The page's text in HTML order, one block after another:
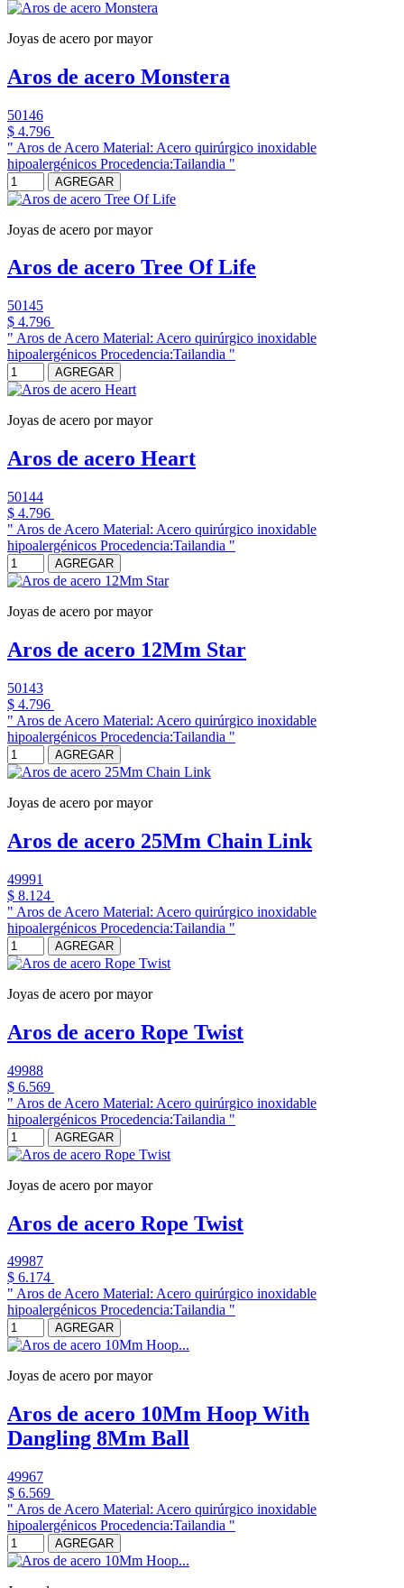
Joyas de acero por mayor
Aros de acero Monstera
50146
$ 4.796
" Aros de Acero Material: Acero quirúrgico inoxidable
hipoalergénicos Procedencia:Tailandia "
AGREGAR
Joyas de acero por mayor
Aros de acero Tree Of Life
50145
$ 4.796
" Aros de Acero Material: Acero quirúrgico inoxidable
hipoalergénicos Procedencia:Tailandia "
AGREGAR
Joyas de acero por mayor
Aros de acero Heart
50144
$ 4.796
" Aros de Acero Material: Acero quirúrgico inoxidable
hipoalergénicos Procedencia:Tailandia "
AGREGAR
Joyas de acero por mayor
Aros de acero 12Mm Star
50143
$ 4.796
" Aros de Acero Material: Acero quirúrgico inoxidable
hipoalergénicos Procedencia:Tailandia "
AGREGAR
Joyas de acero por mayor
Aros de acero 25Mm Chain Link
49991
$ 8.124
" Aros de Acero Material: Acero quirúrgico inoxidable
hipoalergénicos Procedencia:Tailandia "
AGREGAR
Joyas de acero por mayor
Aros de acero Rope Twist
49988
$ 6.569
" Aros de Acero Material: Acero quirúrgico inoxidable
hipoalergénicos Procedencia:Tailandia "
AGREGAR
Joyas de acero por mayor
Aros de acero Rope Twist
49987
$ 6.174
" Aros de Acero Material: Acero quirúrgico inoxidable
hipoalergénicos Procedencia:Tailandia "
AGREGAR
Joyas de acero por mayor
Aros de acero 10Mm Hoop With
Dangling 8Mm Ball
49967
$ 6.569
" Aros de Acero Material: Acero quirúrgico inoxidable
hipoalergénicos Procedencia:Tailandia "
AGREGAR